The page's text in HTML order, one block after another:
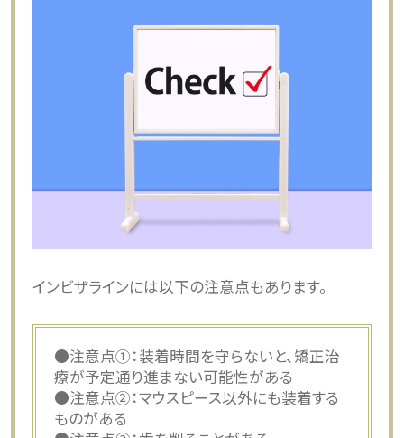
インビザラインには以下の注意点もあります。
●注意点①：装着時間を守らないと、矯正治
療が予定通り進まない可能性がある
●注意点②：マウスピース以外にも装着する
ものがある